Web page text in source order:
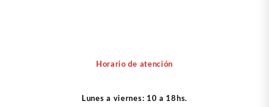
Horario de atención
Lunes a viernes: 10 a 18hs.